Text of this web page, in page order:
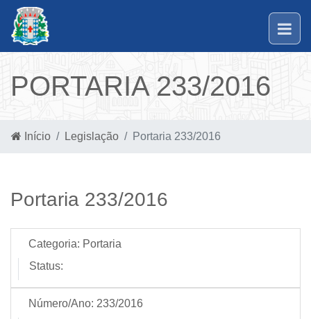
PORTARIA 233/2016
Início Legislação Portaria 233/2016
Portaria 233/2016
Categoria: Portaria
Status:
Número/Ano: 233/2016